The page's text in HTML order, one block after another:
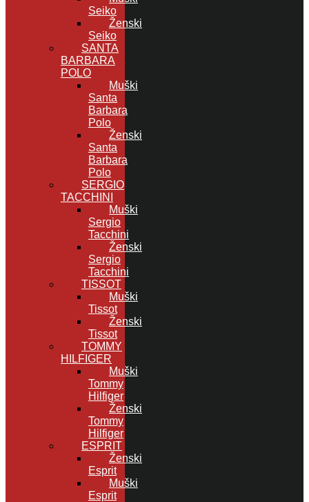
Seiko
Ženski
Seiko
SANTA
BARBARA
POLO
Muški
Santa
Barbara
Polo
Ženski
Santa
Barbara
Polo
SERGIO
TACCHINI
Muški
Sergio
Tacchini
Ženski
Sergio
Tacchini
TISSOT
Muški
Tissot
Ženski
Tissot
TOMMY
HILFIGER
Muški
Tommy
Hilfiger
Ženski
Tommy
Hilfiger
ESPRIT
Ženski
Esprit
Muški
Esprit